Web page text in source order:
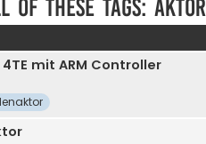
of these tags: Aktor
mit ARM Controller